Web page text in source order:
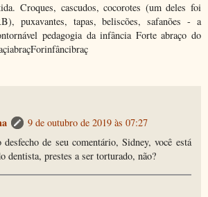
Croques, cascudos, cocorotes (um deles foi
puxavantes, tapas, beliscões, safanões - a
pedagogia da infância Forte abraço do
9 de outubro de 2019 às 07:27
de seu comentário, Sidney, você está
dentista, prestes a ser torturado, não?